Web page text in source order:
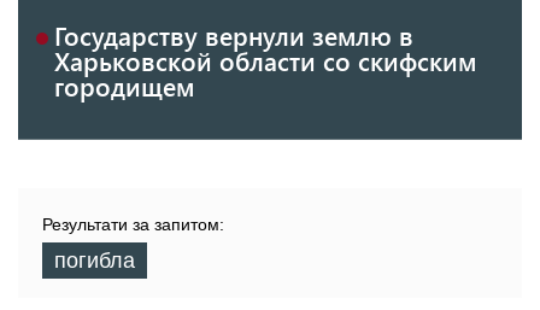
Государству вернули землю в
Харьковской области со скифским
городищем
Результати за запитом:
погибла